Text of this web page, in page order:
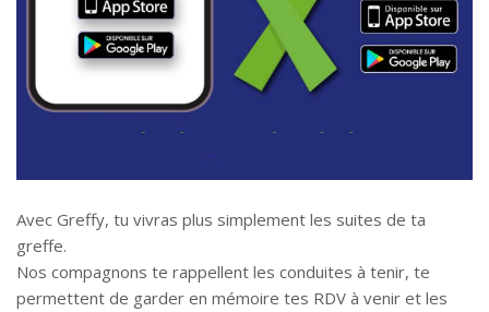
Avec Greffy, tu vivras plus simplement les suites de ta
greffe.
Nos compagnons te rappellent les conduites à tenir, te
permettent de garder en mémoire tes RDV à venir et les